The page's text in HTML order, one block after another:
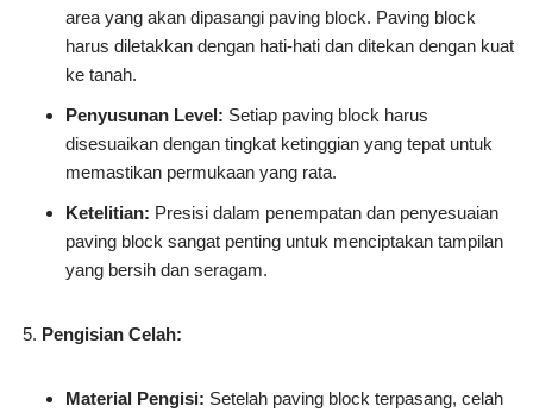
area yang akan dipasangi paving block. Paving block
harus diletakkan dengan hati-hati dan ditekan dengan kuat
ke tanah.
Penyusunan Level: Setiap paving block harus
disesuaikan dengan tingkat ketinggian yang tepat untuk
memastikan permukaan yang rata.
Ketelitian: Presisi dalam penempatan dan penyesuaian
paving block sangat penting untuk menciptakan tampilan
yang bersih dan seragam.
Pengisian Celah:
Material Pengisi: Setelah paving block terpasang, celah